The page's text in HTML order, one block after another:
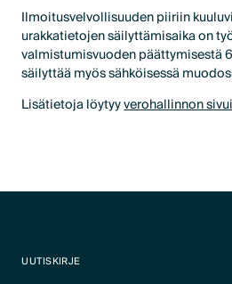
Ilmoitusvelvollisuuden piiriin
urakkatietojen säilyttämisaika on
valmistumisvuoden päättymisestä
säilyttää myös sähköisessä
Lisätietoja löytyyverohallinnon
UUTISKIRJE